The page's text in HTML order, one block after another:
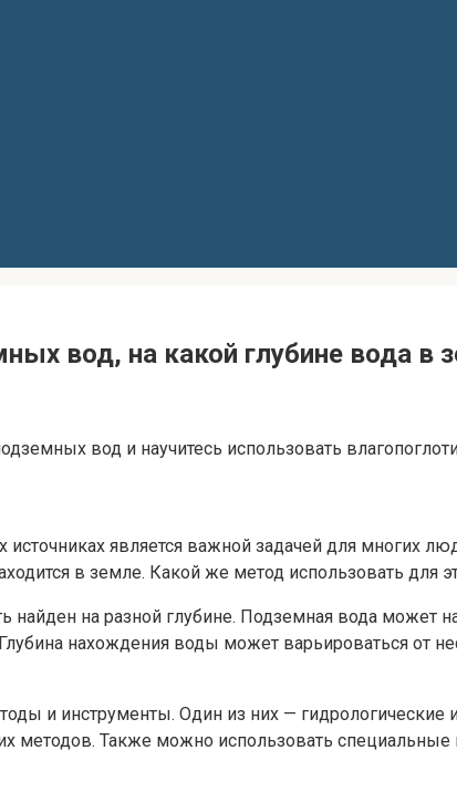
вод, на какой глубине вода в
вод и научитесь использовать
является важной задачей для многих
в земле. Какой же метод использовать для
на разной глубине. Подземная вода может
нахождения воды может варьироваться от
и инструменты. Один из них — гидрологические
методов. Также можно использовать